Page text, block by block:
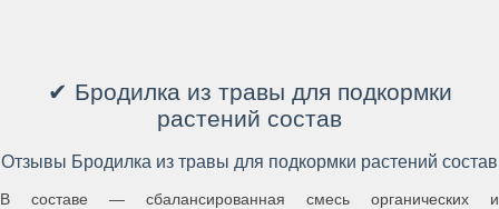
✔ Бродилка из травы для подкормки
растений состав
Отзывы Бродилка из травы для подкормки растений состав
В составе — сбалансированная смесь органических и